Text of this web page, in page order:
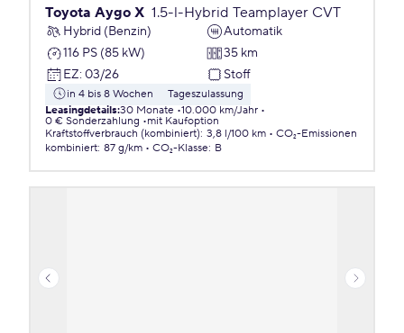
Toyota Aygo X 1.5-l-Hybrid Teamplayer CVT
Hybrid (Benzin)
Automatik
116 PS (85 kW)
35 km
EZ: 03/26 Stoff
in 4 bis 8 Wochen
Tageszulassung
Leasingdetails:30 Monate 10.000 km/Jahr
0 € Sonderzahlung
mit Kaufoption
Kraftstoffverbrauch (kombiniert): 3,8 l/100 km
CO₂-Emissionen
kombiniert: 87 g/km CO₂-Klasse: B